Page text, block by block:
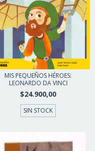
MIS PEQUEÑOS HÉROES:
LEONARDO DA VINCI
$24.900,00
SIN STOCK